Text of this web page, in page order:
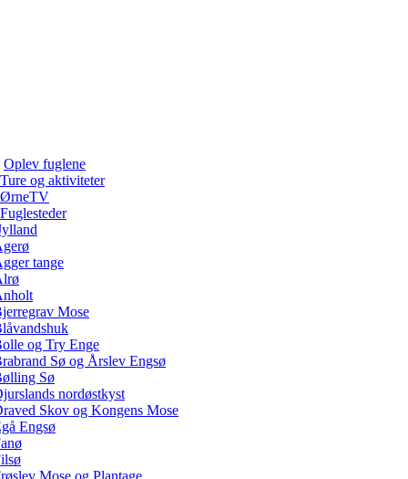
Oplev fuglene
Ture og aktiviteter
ØrneTV
Fuglesteder
tange
Mose
og Try Enge
Sø og Årslev Engsø
Sø
nordøstkyst
Skov og Kongens Mose
Engsø
Mose og Plantage